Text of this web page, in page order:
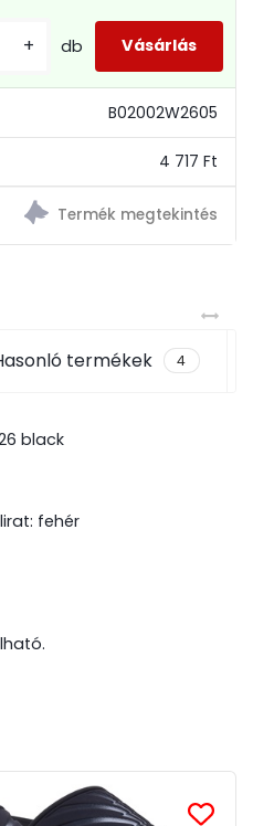
B02002W2605
4 717 Ft
+ db
termékek 4
black
fehér